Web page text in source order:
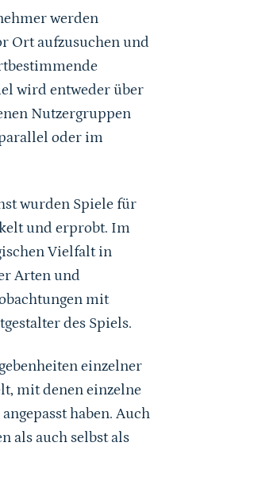
werden
Ort aufzusuchen und
wird entweder über
Nutzergruppen
oder im
wurden Spiele für
und erprobt. Im
Vielfalt in
Arten und
mit
des Spiels.
einzelner
mit denen einzelne
haben. Auch
als auch selbst als